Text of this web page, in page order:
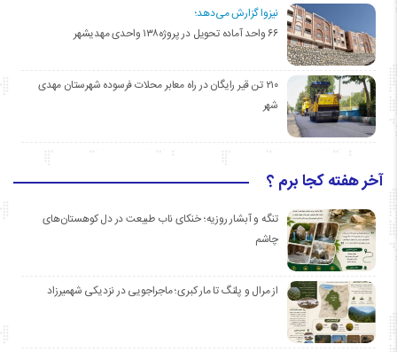
نیزوا گزارش می‌دهد؛
۶۶ واحد آماده تحویل در پروژه۱۳۸ واحدی مهدیشهر
۲۱۰ تن قیر رایگان در راه معابر محلات فرسوده شهرستان مهدی
شهر
آخر هفته کجا برم ؟
تنگه و آبشار روزیه؛ خنکای ناب طبیعت در دل کوهستان‌های
چاشم
از مرال و پلنگ تا مار کبری؛ ماجراجویی در نزدیکی شهمیرزاد